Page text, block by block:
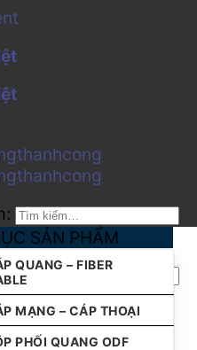
SẢN PHẨM
QUANG – FIBER
MẠNG – CÁP THOẠI
PHỐI QUANG ODF